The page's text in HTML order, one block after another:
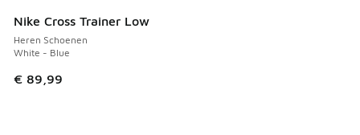
Nike Cross Trainer Low
Heren Schoenen
White - Blue
€ 89,99